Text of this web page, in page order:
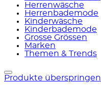
Herrenwäsche
Herrenbademode
Kinderwäsche
Kinderbademode
Grosse Grössen
Marken
Themen & Trends
Produkte überspringen